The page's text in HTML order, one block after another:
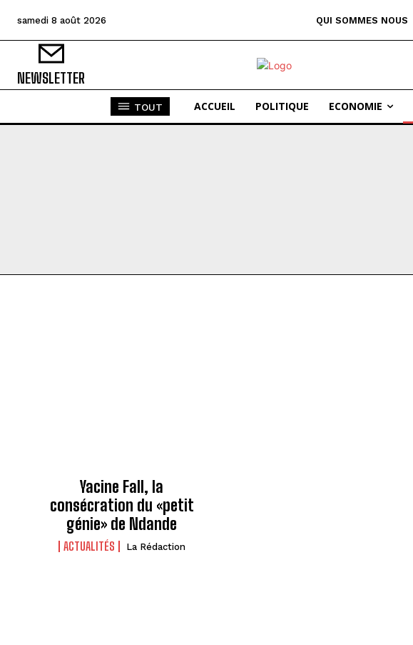
samedi 8 août 2026 QUI SOMMES NOUS
NEWSLETTER
TOUT ACCUEIL POLITIQUE ECONOMIE
Yacine Fall, la
consécration du «petit
génie» de Ndande
ACTUALITÉS La Rédaction